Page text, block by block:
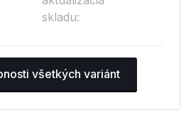
skladu:
všetkých variánt